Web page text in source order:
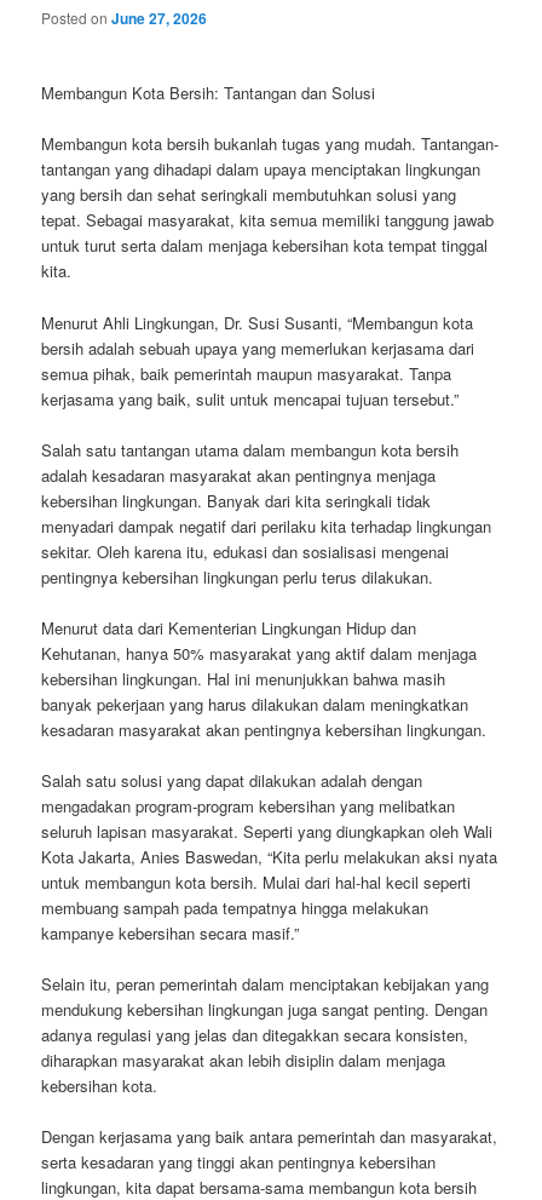
Posted onJune 27, 2026
Membangun Kota Bersih: Tantangan dan Solusi
Membangun kota bersih bukanlah tugas yang mudah. Tantangan-
tantangan yang dihadapi dalam upaya menciptakan lingkungan
yang bersih dan sehat seringkali membutuhkan solusi yang
tepat. Sebagai masyarakat, kita semua memiliki tanggung jawab
untuk turut serta dalam menjaga kebersihan kota tempat tinggal
kita.
Menurut Ahli Lingkungan, Dr. Susi Susanti, “Membangun kota
bersih adalah sebuah upaya yang memerlukan kerjasama dari
semua pihak, baik pemerintah maupun masyarakat. Tanpa
kerjasama yang baik, sulit untuk mencapai tujuan tersebut.”
Salah satu tantangan utama dalam membangun kota bersih
adalah kesadaran masyarakat akan pentingnya menjaga
kebersihan lingkungan. Banyak dari kita seringkali tidak
menyadari dampak negatif dari perilaku kita terhadap lingkungan
sekitar. Oleh karena itu, edukasi dan sosialisasi mengenai
pentingnya kebersihan lingkungan perlu terus dilakukan.
Menurut data dari Kementerian Lingkungan Hidup dan
Kehutanan, hanya 50% masyarakat yang aktif dalam menjaga
kebersihan lingkungan. Hal ini menunjukkan bahwa masih
banyak pekerjaan yang harus dilakukan dalam meningkatkan
kesadaran masyarakat akan pentingnya kebersihan lingkungan.
Salah satu solusi yang dapat dilakukan adalah dengan
mengadakan program-program kebersihan yang melibatkan
seluruh lapisan masyarakat. Seperti yang diungkapkan oleh Wali
Kota Jakarta, Anies Baswedan, “Kita perlu melakukan aksi nyata
untuk membangun kota bersih. Mulai dari hal-hal kecil seperti
membuang sampah pada tempatnya hingga melakukan
kampanye kebersihan secara masif.”
Selain itu, peran pemerintah dalam menciptakan kebijakan yang
mendukung kebersihan lingkungan juga sangat penting. Dengan
adanya regulasi yang jelas dan ditegakkan secara konsisten,
diharapkan masyarakat akan lebih disiplin dalam menjaga
kebersihan kota.
Dengan kerjasama yang baik antara pemerintah dan masyarakat,
serta kesadaran yang tinggi akan pentingnya kebersihan
lingkungan, kita dapat bersama-sama membangun kota bersih